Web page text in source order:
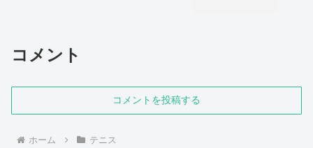
コメント
コメントを投稿する
ホーム テニス